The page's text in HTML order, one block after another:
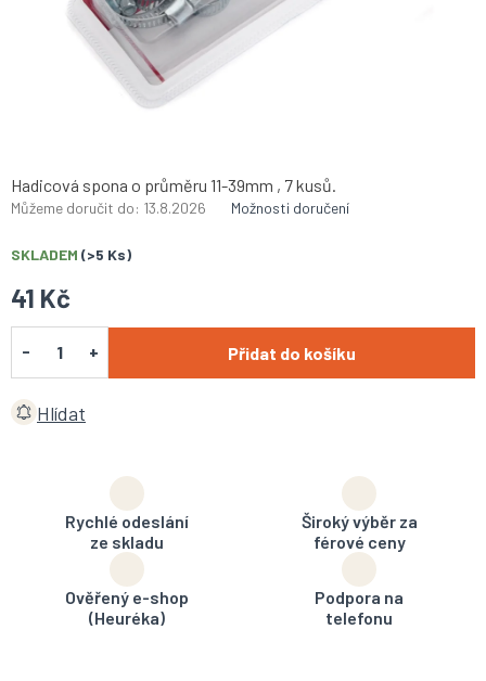
41 Kč
SKLADEM (>5 Ks)
Můžeme doručit do: 13.8.2026 Možnosti doručení
Přidat do košíku
Hadicová spona o průměru 11-39mm , 7 kusů.
Hlídat
Rychlé odeslání
ze skladu
Široký výběr za
férové ceny
Ověřený e-shop
(Heuréka)
Podpora na
telefonu